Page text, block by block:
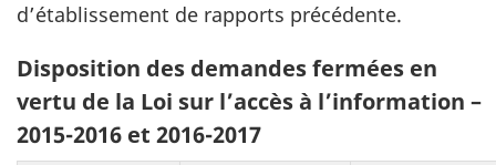
d’établissement de rapports précédente.
Disposition des demandes fermées en
vertu de la Loi sur l’accès à l’information –
2015-2016 et 2016-2017